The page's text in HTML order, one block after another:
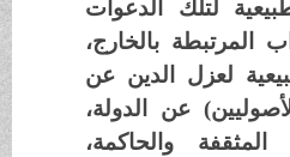
لتلك الدعوات
بالخارج،
لعزل الدين عن
عن الدولة،
والحاكمة،